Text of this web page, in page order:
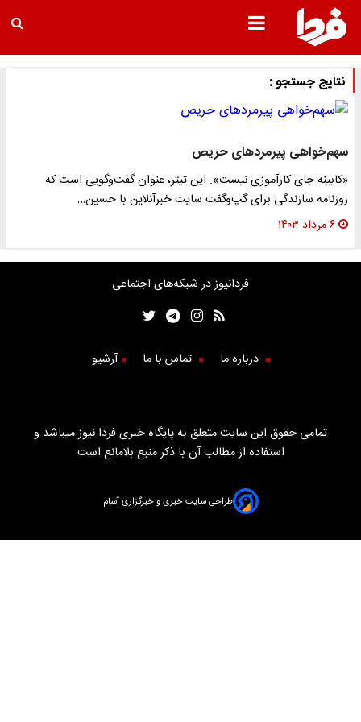
نتایج جستجو :
سهم‌خواهی پیرمرد‌های حریص
«کابینه جای کارآموزی نیست». این تیتر، عنوان گفت‌وگویی است که
روزنامه سازندگی برای گپ‌و‌گفت سایت خبرآنلاین با حسین…
۶ مرداد ۱۴۰۳
فردانیوز در شبکه‌های اجتماعی
درباره ما تماس با ما آرشیو
تمامی حقوق این سایت متعلق به پایگاه خبری فردا نیوز میباشد و
استفاده از مطالب آن با ذکر منبع بلامانع است
طراحی سایت خبری و خبرگزاری آسام